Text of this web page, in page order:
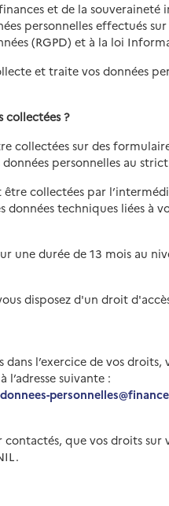
et de la souveraineté
personnelles effectués
(RGPD) et à la loi
et traite vos données
collectées ?
collectées sur des
personnelles au
collectées par
techniques liées à
une durée de 13 mois au
disposez d'un droit
l’exercice de vos
l’adresse suivante :
contactés, que vos droits